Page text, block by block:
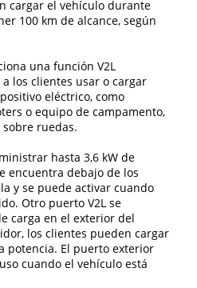
cargar el vehículo durante
100 km de alcance, según
una función V2L
los clientes usar o cargar
eléctrico, como
o equipo de campamento,
ruedas.
hasta 3,6 kW de
encuentra debajo de los
y se puede activar cuando
Otro puerto V2L se
carga en el exterior del
los clientes pueden cargar
potencia. El puerto exterior
cuando el vehículo está